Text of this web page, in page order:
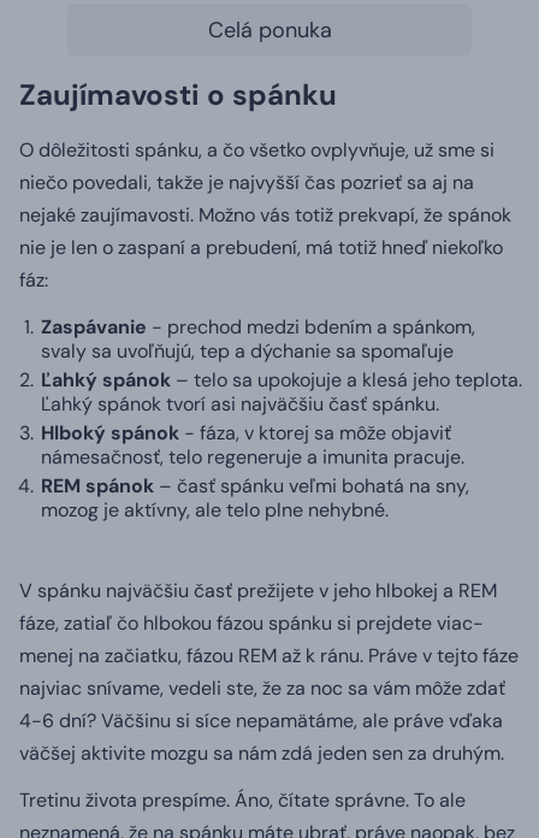
Celá ponuka
Zaujímavosti o spánku
O dôležitosti spánku, a čo všetko ovplyvňuje, už sme si
niečo povedali, takže je najvyšší čas pozrieť sa aj na
nejaké zaujímavosti. Možno vás totiž prekvapí, že spánok
nie je len o zaspaní a prebudení, má totiž hneď niekoľko
fáz:
Zaspávanie - prechod medzi bdením a spánkom,
svaly sa uvoľňujú, tep a dýchanie sa spomaľuje
Ľahký spánok– telo sa upokojuje a klesá jeho teplota.
Ľahký spánok tvorí asi najväčšiu časť spánku.
Hlboký spánok- fáza, v ktorej sa môže objaviť
námesačnosť, telo regeneruje a imunita pracuje.
REM spánok– časť spánku veľmi bohatá na sny,
mozog je aktívny, ale telo plne nehybné.
V spánku najväčšiu časť prežijete v jeho hlbokej a REM
fáze, zatiaľ čo hlbokou fázou spánku si prejdete viac-
menej na začiatku, fázou REM až k ránu. Práve v tejto fáze
najviac snívame, vedeli ste, že za noc sa vám môže zdať
4-6 dní?Väčšinu si síce nepamätáme, ale práve vďaka
väčšej aktivite mozgu sa nám zdá jeden sen za druhým.
Tretinu života prespíme.Áno, čítate správne.To ale
neznamená, že na spánku máte ubrať, práve naopak, bez